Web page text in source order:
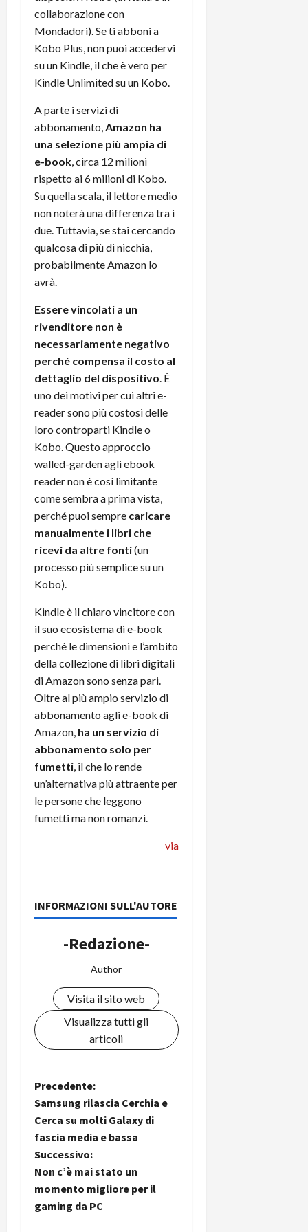
collaborazione con
Mondadori). Se ti abboni a
Kobo Plus, non puoi accedervi
su un Kindle, il che è vero per
Kindle Unlimited su un Kobo.
A parte i servizi di
abbonamento, Amazon ha
una selezione più ampia di
e-book , circa 12 milioni
rispetto ai 6 milioni di Kobo.
Su quella scala, il lettore medio
non noterà una differenza tra i
due. Tuttavia, se stai cercando
qualcosa di più di nicchia,
probabilmente Amazon lo
avrà.
Essere vincolati a un
rivenditore non è
necessariamente negativo
perché compensa il costo al
dettaglio del dispositivo . È
uno dei motivi per cui altri e-
reader sono più costosi delle
loro controparti Kindle o
Kobo. Questo approccio
walled-garden agli ebook
reader non è così limitante
come sembra a prima vista,
perché puoi sempre caricare
manualmente i libri che
ricevi da altre fonti(un
processo più semplice su un
Kobo).
Kindle è il chiaro vincitore con
il suo ecosistema di e-book
perché le dimensioni e l’ambito
della collezione di libri digitali
di Amazon sono senza pari.
Oltre al più ampio servizio di
abbonamento agli e-book di
Amazon, ha un servizio di
abbonamento solo per
fumetti , il che lo rende
un’alternativa più attraente per
le persone che leggono
fumetti ma non romanzi.
via
INFORMAZIONI SULL'AUTORE
-Redazione-
Author
Visita il sito web
Visualizza tutti gli
articoli
N
a
v
i
g
Precedente:
Samsung rilascia Cerchia e
Cerca su molti Galaxy di
fascia media e bassa
Successivo:
Non c’è mai stato un
momento migliore per il
gaming da PC